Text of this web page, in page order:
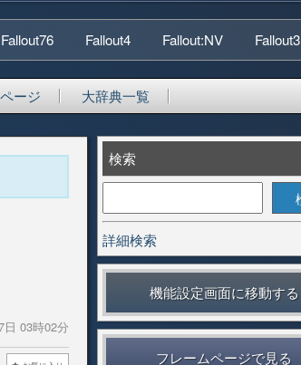
Fallout76 Fallout4 Fallout:NV Fallout3
ージ 大辞典一覧
日 03時02分
検索
詳細検索
機能設定画面に移動する
フレームページで見る